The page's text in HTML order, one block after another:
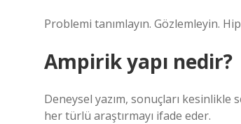
Problemi tanımlayın. Gözlemleyin.
Ampirik yapı nedir?
Deneysel yazım, sonuçları kesinlikle
her türlü araştırmayı ifade eder.